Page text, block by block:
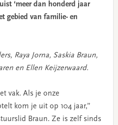
‘meer dan honderd jaar
gebied van familie- en
Raya Jorna, Saskia Braun,
en Ellen Keijzerwaard.
vak. Als je onze
kom je uit op 104 jaar,”
Braun. Ze is zelf sinds